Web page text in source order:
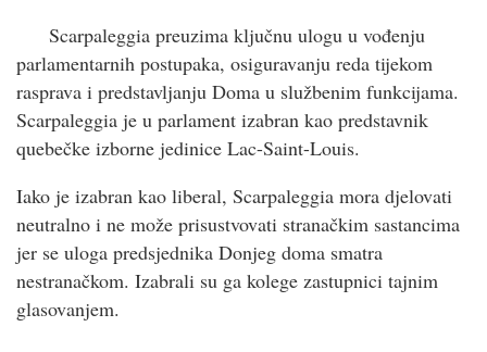
Scarpaleggia preuzima ključnu ulogu u vođenju
parlamentarnih postupaka, osiguravanju reda tijekom
rasprava i predstavljanju Doma u službenim funkcijama.
Scarpaleggia je u parlament izabran kao predstavnik
quebečke izborne jedinice Lac-Saint-Louis.
Iako je izabran kao liberal, Scarpaleggia mora djelovati
neutralno i ne može prisustvovati stranačkim sastancima
jer se uloga predsjednika Donjeg doma smatra
nestranačkom. Izabrali su ga kolege zastupnici tajnim
glasovanjem.